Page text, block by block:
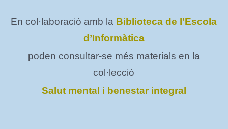
En col·laboració amb la Biblioteca de l’Escola
d’Informàtica
poden consultar-se més materials en la
col·lecció
Salut mental i benestar integral